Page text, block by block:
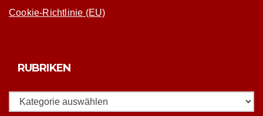
Cookie-Richtlinie (EU)
RUBRIKEN
Rubriken